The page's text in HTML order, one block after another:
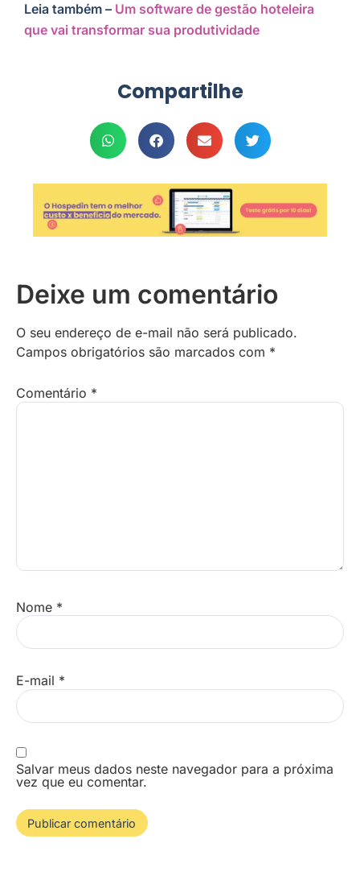
Leia também – Um software de gestão hoteleira
que vai transformar sua produtividade
Compartilhe
Deixe um comentário
O seu endereço de e-mail não será publicado.
Campos obrigatórios são marcados com *
Comentário *
Nome *
E-mail *
Salvar meus dados neste navegador para a próxima
vez que eu comentar.